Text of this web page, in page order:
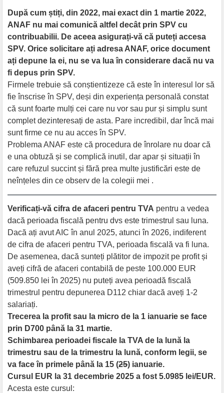
După cum știți, din 2022, mai exact din 1 martie 2022,
ANAF nu mai comunică altfel decât prin SPV cu
contribuabilii. De aceea asigurați-vă că puteți accesa
SPV. Orice solicitare ați adresa ANAF, orice document
ați depune la ei, nu se va lua în considerare dacă nu va
fi depus prin SPV.
Firmele trebuie să conștientizeze că este în interesul lor să
fie înscrise în SPV, deși din experiența personală constat
că sunt foarte mulți cei care nu vor sau pur și simplu sunt
complet dezinteresați de asta. Pare incredibil, dar încă mai
sunt firme ce nu au acces în SPV.
Problema ANAF este că procedura de înrolare nu doar că
e una obtuză și se complică inutil, dar apar și situații în
care refuzul succint și fără prea multe justificări este de
neînțeles din ce observ de la colegii mei .
Verificați-vă cifra de afaceri pentru TVA pentru a vedea
dacă perioada fiscală pentru dvs este trimestrul sau luna.
Dacă ați avut AIC în anul 2025, atunci în 2026, indiferent
de cifra de afaceri pentru TVA, perioada fiscală va fi luna.
De asemenea, dacă sunteți plătitor de impozit pe profit și
aveți cifră de afaceri contabilă de peste 100.000 EUR
(509.850 lei în 2025) nu puteți avea perioadă fiscală
trimestrul pentru depunerea D112 chiar dacă aveți 1-2
salariați.
Trecerea la profit sau la micro de la 1 ianuarie se face
prin D700 până la 31 martie.
Schimbarea perioadei fiscale la TVA de la lună la
trimestru sau de la trimestru la lună, conform legii, se
va face în primele până la 15 (25) ianuarie.
Cursul EUR la 31 decembrie 2025 a fost 5.0985 lei/EUR.
Acesta este cursul: